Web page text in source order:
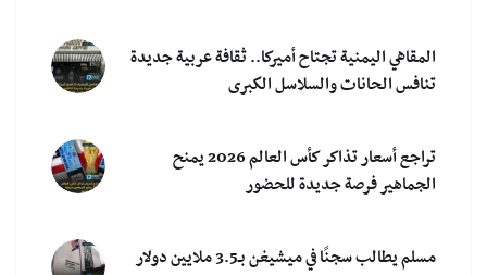
المقاهي اليمنية تجتاح أميركا.. ثقافة عربية جديدة
تنافس الحانات والسلاسل الكبرى
تراجع أسعار تذاكر كأس العالم 2026 يمنح
الجماهير فرصة جديدة للحضور
مسلم يطالب سجنًا في ميشيغن بـ3.5 ملايين دولار